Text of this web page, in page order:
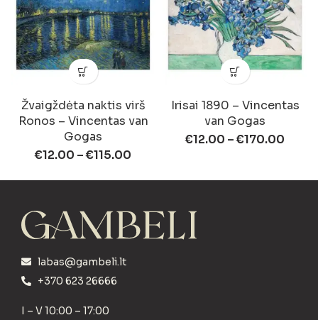
Žvaigždėta naktis virš
Ronos – Vincentas van
Gogas
€12.00 –€115.00
Irisai 1890 – Vincentas
van Gogas
€12.00 –€170.00
labas@gambeli.lt
+370 623 26666
I – V 10:00 – 17:00